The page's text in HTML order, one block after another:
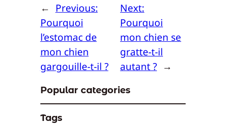
← Previous:
Pourquoi
l’estomac de
mon chien
gargouille-t-il ?
Next:
Pourquoi
mon chien se
gratte-t-il
autant ? →
Popular categories
Tags